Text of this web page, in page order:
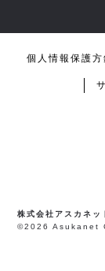
個人情報保護方
株式会社アスカネッ
©2026 Asukanet